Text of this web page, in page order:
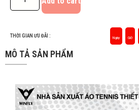
THỜI GIAN ƯU ĐÃI : Ngày Giờ
MÔ TẢ SẢN PHẨM